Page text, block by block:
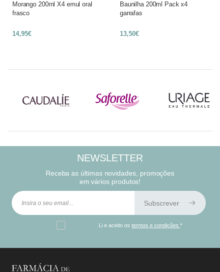
Morango 200ml X4 emul oral
frasco
14,95€
Baunilha 200ml Pack x4
garrafas
13,50€
NEWSLETTER
Receba as últimas novidades, promoções
em vários produtos!
Subscrever
Li e aceito ostermos e condições*